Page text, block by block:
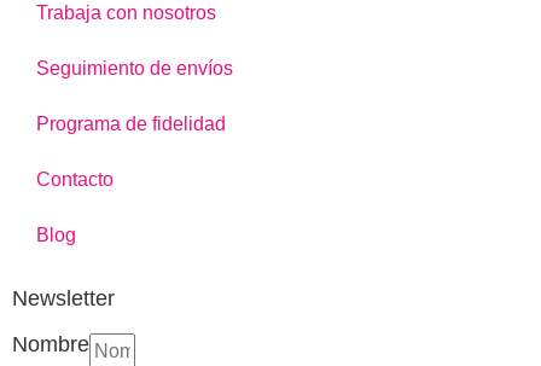
Trabaja con nosotros
Seguimiento de envíos
Programa de fidelidad
Contacto
Blog
Newsletter
Nombre